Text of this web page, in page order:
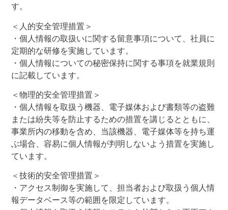
す。
＜人的安全管理措置＞
・個人情報の取扱いに関する留意事項について、社員に
定期的な研修を実施しています。
・個人情報についての秘密保持に関する事項を就業規則
に記載しています。
＜物理的安全管理措置＞
・個人情報を取扱う機器、電子媒体および書類等の盗難
または紛失等を防止するための措置を講じるとともに、
事業所内の移動を含め、当該機器、電子媒体等を持ち運
ぶ場合、容易に個人情報が判明しないよう措置を実施し
ています。
＜技術的安全管理措置＞
・アクセス制御を実施して、担当者および取扱う個人情
報データベース等の範囲を限定しています。